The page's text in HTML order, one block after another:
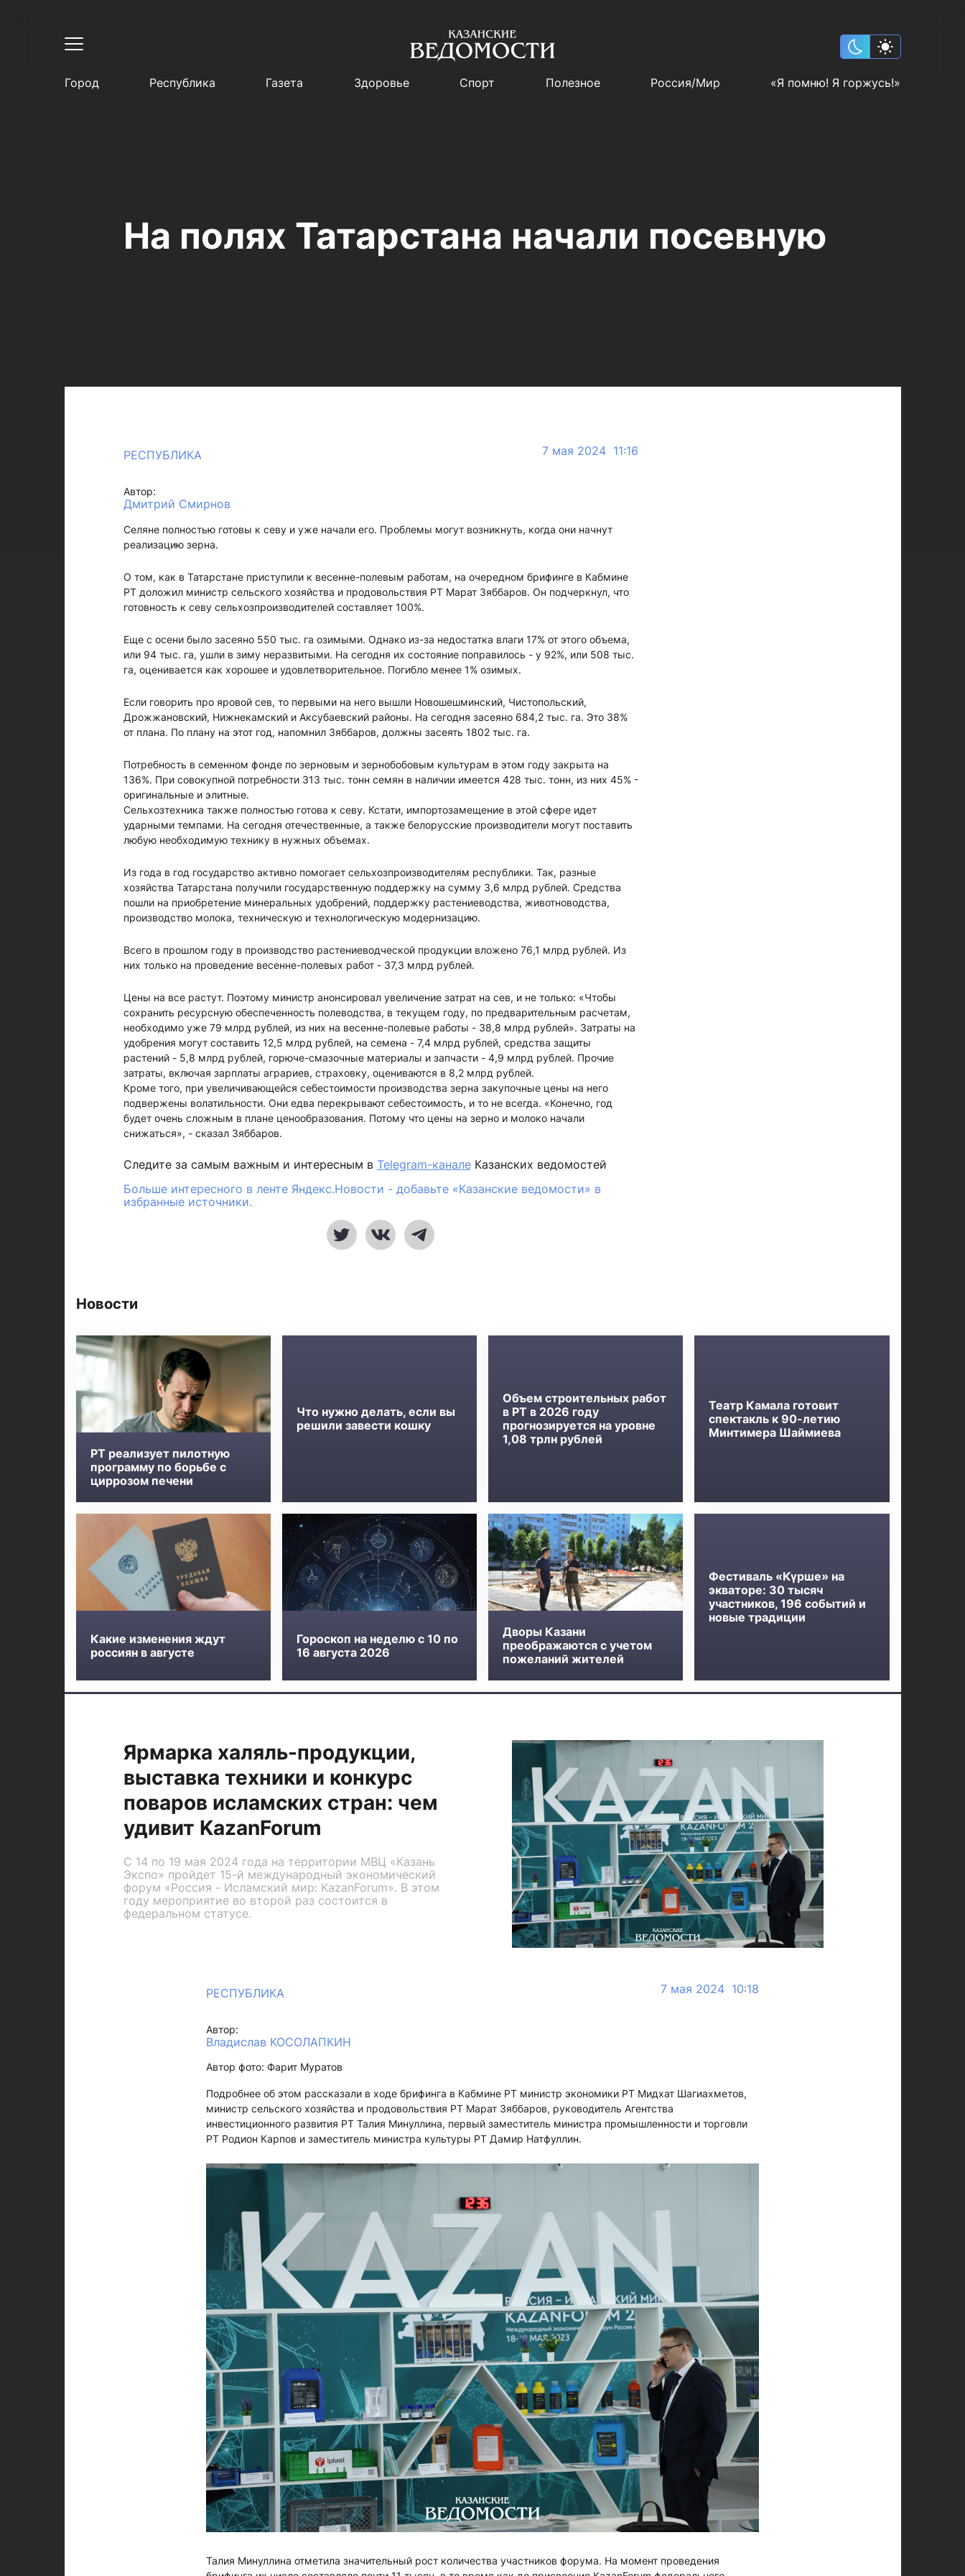
Город Республика Газета Здоровье Спорт Полезное Россия/Мир «Я помню! Я горжусь!»
На полях Татарстана начали посевную
РЕСПУБЛИКА 7 мая 2024 11:16
Автор:
Дмитрий Смирнов
Селяне полностью готовы к севу и уже начали его. Проблемы могут возникнуть, когда они начнут
реализацию зерна.
О том, как в Татарстане приступили к весенне-полевым работам, на очередном брифинге в Кабмине
РТ доложил министр сельского хозяйства и продовольствия РТ Марат Зяббаров. Он подчеркнул, что
готовность к севу сельхозпроизводителей составляет 100%.
Еще с осени было засеяно 550 тыс. га озимыми. Однако из-за недостатка влаги 17% от этого объема,
или 94 тыс. га, ушли в зиму неразвитыми. На сегодня их состояние поправилось - у 92%, или 508 тыс.
га, оценивается как хорошее и удовлетворительное. Погибло менее 1% озимых.
Если говорить про яровой сев, то первыми на него вышли Новошешминский, Чистопольский,
Дрожжановский, Нижнекамский и Аксубаевский районы. На сегодня засеяно 684,2 тыс. га. Это 38%
от плана. По плану на этот год, напомнил Зяббаров, должны засеять 1802 тыс. га.
Потребность в семенном фонде по зерновым и зернобобовым культурам в этом году закрыта на
136%. При совокупной потребности 313 тыс. тонн семян в наличии имеется 428 тыс. тонн, из них 45% -
оригинальные и элитные.
Сельхозтехника также полностью готова к севу. Кстати, импортозамещение в этой сфере идет
ударными темпами. На сегодня отечественные, а также белорусские производители могут поставить
любую необходимую технику в нужных объемах.
Из года в год государство активно помогает сельхозпроизводителям республики. Так, разные
хозяйства Татарстана получили государственную поддержку на сумму 3,6 млрд рублей. Средства
пошли на приобретение минеральных удобрений, поддержку растениеводства, животноводства,
производство молока, техническую и технологическую модернизацию.
Всего в прошлом году в производство растениеводческой продукции вложено 76,1 млрд рублей. Из
них только на проведение весенне-полевых работ - 37,3 млрд рублей.
Цены на все растут. Поэтому министр анонсировал увеличение затрат на сев, и не только: «Чтобы
сохранить ресурсную обеспеченность полеводства, в текущем году, по предварительным расчетам,
необходимо уже 79 млрд рублей, из них на весенне-полевые работы - 38,8 млрд рублей». Затраты на
удобрения могут составить 12,5 млрд рублей, на семена - 7,4 млрд рублей, средства защиты
растений - 5,8 млрд рублей, горюче-смазочные материалы и запчасти - 4,9 млрд рублей. Прочие
затраты, включая зарплаты аграриев, страховку, оцениваются в 8,2 млрд рублей.
Кроме того, при увеличивающейся себестоимости производства зерна закупочные цены на него
подвержены волатильности. Они едва перекрывают себестоимость, и то не всегда. «Конечно, год
будет очень сложным в плане ценообразования. Потому что цены на зерно и молоко начали
снижаться», - сказал Зяббаров.
Следите за самым важным и интересным в Telegram-каналеКазанских ведомостей
Больше интересного в ленте Яндекс.Новости - добавьте «Казанские ведомости» в
избранные источники.
Новости
РТ реализует пилотную
программу по борьбе с
циррозом печени
Что нужно делать, если вы
решили завести кошку
Объем строительных работ
в РТ в 2026 году
прогнозируется на уровне
1,08 трлн рублей
Театр Камала готовит
спектакль к 90-летию
Минтимера Шаймиева
Какие изменения ждут
россиян в августе
Гороскоп на неделю с 10 по
16 августа 2026
Дворы Казани
преображаются с учетом
пожеланий жителей
Фестиваль «Күрше» на
экваторе: 30 тысяч
участников, 196 событий и
новые традиции
Ярмарка халяль-продукции,
выставка техники и конкурс
поваров исламских стран: чем
удивит KazanForum
C 14 по 19 мая 2024 года на территории МВЦ «Казань
Экспо» пройдет 15-й международный экономический
форум «Россия - Исламский мир: KazanForum». В этом
году мероприятие во второй раз состоится в
федеральном статусе.
РЕСПУБЛИКА 7 мая 2024 10:18
Автор:
Владислав КОСОЛАПКИН
Автор фото: Фарит Муратов
Подробнее об этом рассказали в ходе брифинга в Кабмине РТ министр экономики РТ Мидхат Шагиахметов,
министр сельского хозяйства и продовольствия РТ Марат Зяббаров, руководитель Агентства
инвестиционного развития РТ Талия Минуллина, первый заместитель министра промышленности и торговли
РТ Родион Карпов и заместитель министра культуры РТ Дамир Натфуллин.
Талия Минуллина отметила значительный рост количества участников форума. На момент проведения